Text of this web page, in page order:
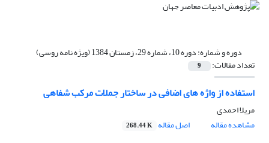
دوره و شماره:دوره 10، شماره 29، زمستان 1384 (ویژه نامه روسی)
تعداد مقالات: 9
استفاده از واژه های اضافی در ساختار جملات مرکب شفاهی
مریلا احمدی
مشاهده مقاله
اصل مقاله 268.44 K